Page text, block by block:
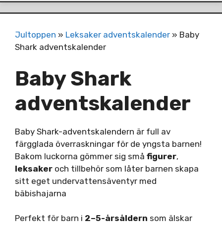
Jultoppen » Leksaker adventskalender » Baby
Shark adventskalender
Baby Shark
adventskalender
Baby Shark-adventskalendern är full av
färgglada överraskningar för de yngsta barnen!
Bakom luckorna gömmer sig små figurer,
leksaker och tillbehör som låter barnen skapa
sitt eget undervattensäventyr med
bäbishajarna
Perfekt för barn i 2–5-årsåldern som älskar